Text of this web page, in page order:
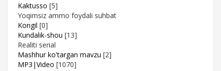
Kaktusso [5]
Yoqimsiz ammo foydali suhbat
Kongil [0]
Kundalik-shou [13]
Realiti serial
Mashhur ko'targan mavzu [2]
MP3|Video [1070]